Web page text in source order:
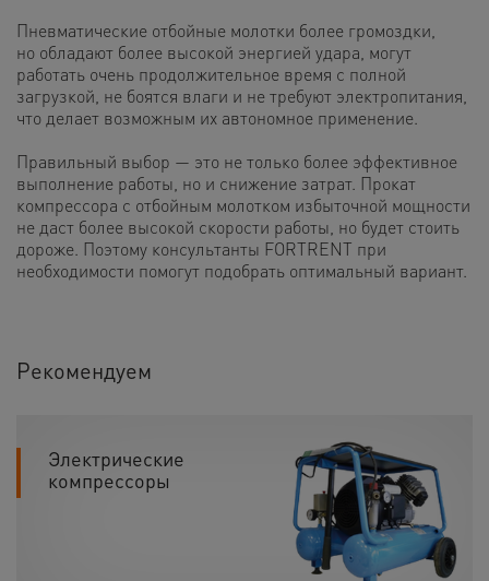
Пневматические отбойные молотки более громоздки,
но обладают более высокой энергией удара, могут
работать очень продолжительное время с полной
загрузкой, не боятся влаги и не требуют электропитания,
что делает возможным их автономное применение.
Правильный выбор — это не только более эффективное
выполнение работы, но и снижение затрат. Прокат
компрессора с отбойным молотком избыточной мощности
не даст более высокой скорости работы, но будет стоить
дороже. Поэтому консультанты FORTRENT при
необходимости помогут подобрать оптимальный вариант.
Рекомендуем
Электрические
компрессоры